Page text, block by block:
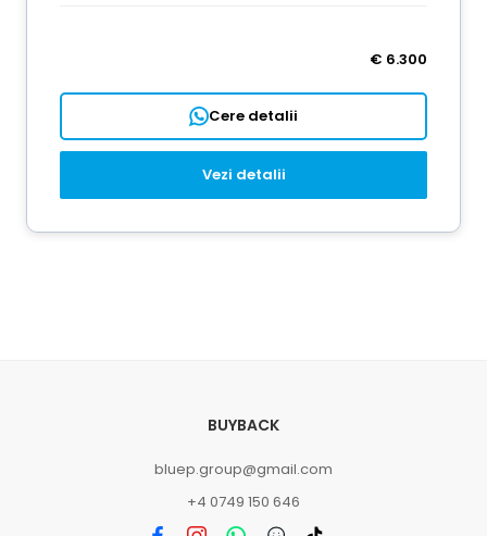
€ 6.300
Cere detalii
Vezi detalii
BUYBACK
bluep.group@gmail.com
+4 0749 150 646